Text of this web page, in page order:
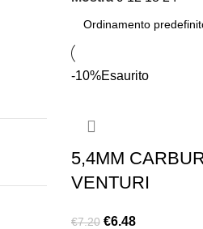
-10%Esaurito
5,4MM
VENTURI
€7.20 €6.48